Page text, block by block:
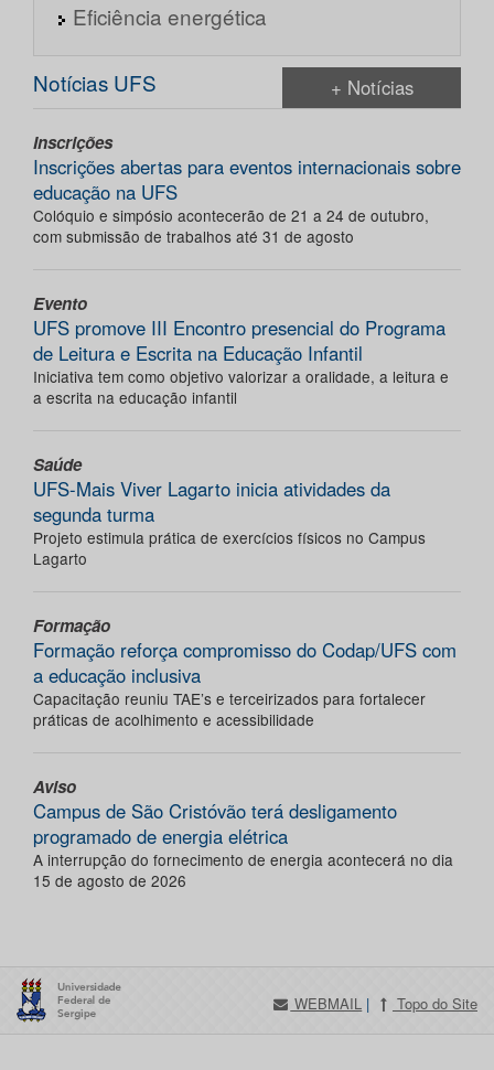
Eficiência energética
Notícias UFS + Notícias
Inscrições
Inscrições abertas para eventos internacionais sobre
educação na UFS
Colóquio e simpósio acontecerão de 21 a 24 de outubro,
com submissão de trabalhos até 31 de agosto
Evento
UFS promove III Encontro presencial do Programa
de Leitura e Escrita na Educação Infantil
Iniciativa tem como objetivo valorizar a oralidade, a leitura e
a escrita na educação infantil
Saúde
UFS-Mais Viver Lagarto inicia atividades da
segunda turma
Projeto estimula prática de exercícios físicos no Campus
Lagarto
Formação
Formação reforça compromisso do Codap/UFS com
a educação inclusiva
Capacitação reuniu TAE’s e terceirizados para fortalecer
práticas de acolhimento e acessibilidade
Aviso
Campus de São Cristóvão terá desligamento
programado de energia elétrica
A interrupção do fornecimento de energia acontecerá no dia
15 de agosto de 2026
WEBMAIL | Topo do Site